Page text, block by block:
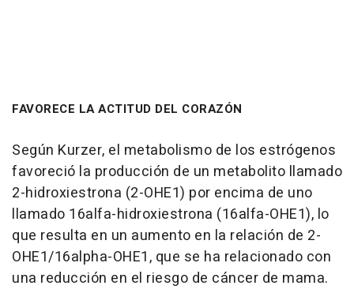
FAVORECE LA ACTITUD DEL CORAZÓN
Según Kurzer, el metabolismo de los estrógenos
favoreció la producción de un metabolito llamado
2-hidroxiestrona (2-OHE1) por encima de uno
llamado 16alfa-hidroxiestrona (16alfa-OHE1), lo
que resulta en un aumento en la relación de 2-
OHE1/16alpha-OHE1, que se ha relacionado con
una reducción en el riesgo de cáncer de mama.